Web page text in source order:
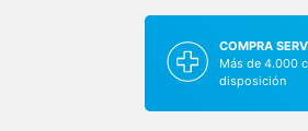
COMPRA
Más de 4.000
disposición